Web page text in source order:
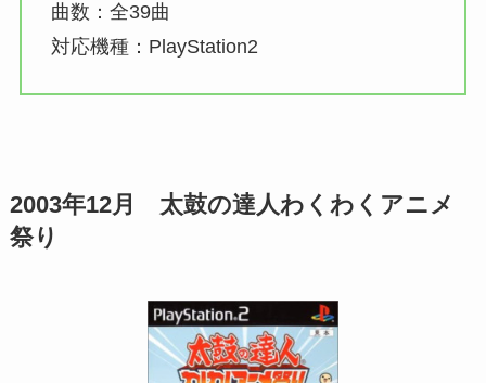
曲数：全39曲
対応機種：PlayStation2
2003年12月 太鼓の達人わくわくアニメ
祭り